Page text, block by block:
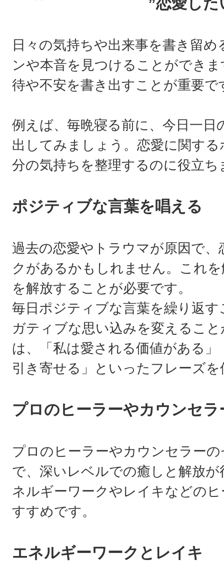
日々の気持ちや出来事を書き留
ンや本音を見つけることができ
待や不安を書き出すことが重要で
例えば、毎晩寝る前に、今日一
出してみましょう。恋愛に関す
分の気持ちを整理するのに役立ち
ポジティブな言葉を唱える
過去の恋愛やトラウマが原因で
クがあるかもしれません。これ
を解放することが必要です。
毎日ポジティブな言葉を繰り返
ガティブな思い込みを変えるこ
は、「私は愛される価値がある
引き寄せる」といったフレーズ
プロのヒーラーやカウンセ
プロのヒーラーやカウンセラー
で、深いレベルでの癒しと解放
ネルギーワークやレイキなどの
すすめです。
エネルギーワークとレイキ